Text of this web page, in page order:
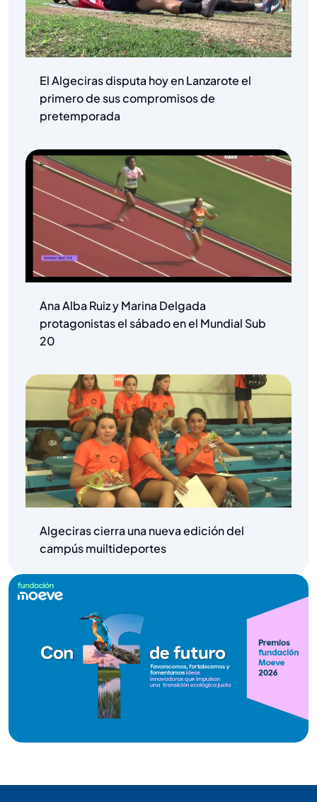
El Algeciras disputa hoy en Lanzarote el
primero de sus compromisos de
pretemporada
Ana Alba Ruiz y Marina Delgada
protagonistas el sábado en el Mundial Sub
20
Algeciras cierra una nueva edición del
campús muiltideportes